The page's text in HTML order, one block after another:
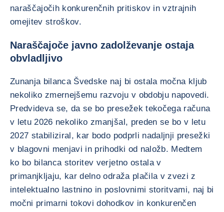
naraščajočih konkurenčnih pritiskov in vztrajnih
omejitev stroškov.
Naraščajoče javno zadolževanje ostaja
obvladljivo
Zunanja bilanca Švedske naj bi ostala močna kljub
nekoliko zmernejšemu razvoju v obdobju napovedi.
Predvideva se, da se bo presežek tekočega računa
v letu 2026 nekoliko zmanjšal, preden se bo v letu
2027 stabiliziral, kar bodo podprli nadaljnji presežki
v blagovni menjavi in prihodki od naložb. Medtem
ko bo bilanca storitev verjetno ostala v
primanjkljaju, kar delno odraža plačila v zvezi z
intelektualno lastnino in poslovnimi storitvami, naj bi
močni primarni tokovi dohodkov in konkurenčen